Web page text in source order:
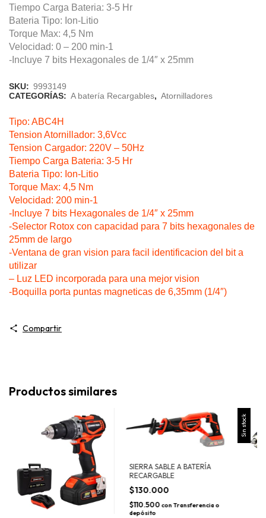
Tiempo Carga Bateria: 3-5 Hr
Bateria Tipo: Ion-Litio
Torque Max: 4,5 Nm
Velocidad: 0 – 200 min-1
-Incluye 7 bits Hexagonales de 1/4″ x 25mm
SKU: 9993149
CATEGORÍAS: A batería Recargables, Atornilladores
Tipo: ABC4H
Tension Atornillador: 3,6Vcc
Tension Cargador: 220V – 50Hz
Tiempo Carga Bateria: 3-5 Hr
Bateria Tipo: Ion-Litio
Torque Max: 4,5 Nm
Velocidad: 200 min-1
-Incluye 7 bits Hexagonales de 1/4″ x 25mm
-Selector Rotox con capacidad para 7 bits hexagonales de
25mm de largo
-Ventana de gran vision para facil identificacion del bit a
utilizar
– Luz LED incorporada para una mejor vision
-Boquilla porta puntas magneticas de 6,35mm (1/4″)
Compartir
Productos similares
SIERRA SABLE A BATERÍA
RECARGABLE
$130.000
$110.500 conTransferencia o
depósito
Sin stock